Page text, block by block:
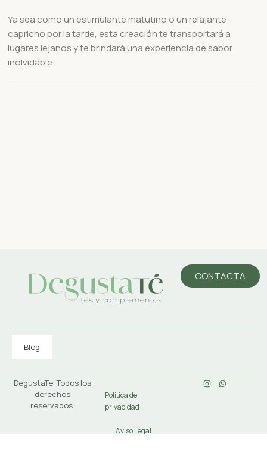
Ya sea como un estimulante matutino o un relajante
capricho por la tarde, esta creación te transportará a
lugares lejanos y te brindará una experiencia de sabor
inolvidable.
CONTACTA
Blog
DegustaTe. Todos los
derechos
reservados.
Política de
privacidad
Aviso Legal